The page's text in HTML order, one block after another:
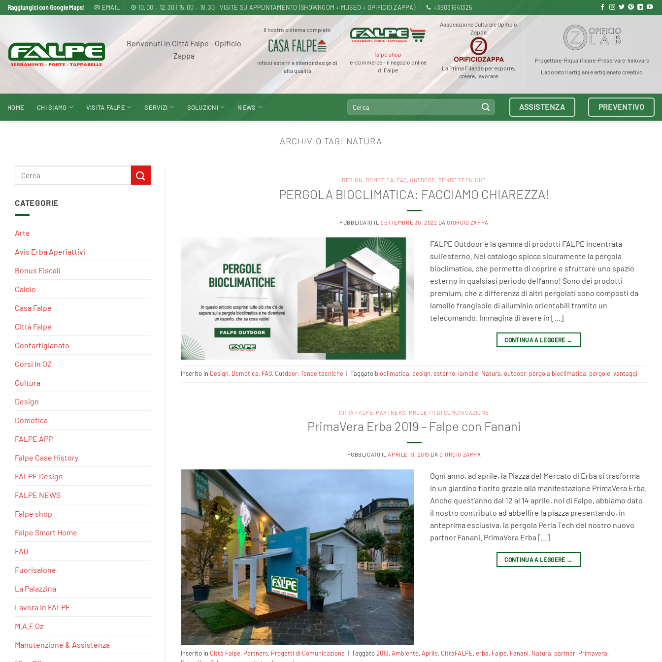
Salta
ai
Raggiungici con Google Maps! EMAIL 10.00 – 12.30 | 15.00 – 18.30 · VISITE SU APPUNTAMENTO (SHOWROOM + MUSEO + OPIFICIO ZAPPA) +39031641325
Benvenuti in Città Falpe - Opificio
Zappa
Il nostro sistema completo
infissi esterni e interior design di
alta qualità
falpe.shop
e-commerce - il negozio online
di Falpe
Associazione Culturale Opificio
Zappa
La Prima Filanda per esporre,
creare, lavorare
Progettare-Riqualificare-Preservare-Innovare
Laboratori artigiani e artigianato creativo
HOME CHI SIAMO VISITA FALPE SERVIZI SOLUZIONI NEWS
Cerca: ASSISTENZA PREVENTIVO
ARCHIVIO TAG: NATURA
CATEGORIE
Arte
Avis Erba Aperiattivi
Bonus Fiscali
Calcio
Casa Falpe
Città Falpe
Confartigianato
Corsi In OZ
Cultura
Design
Domotica
FALPE APP
Falpe Case History
FALPE Design
FALPE NEWS
Falpe shop
Falpe Smart Home
FAQ
Fuorisalone
La Palazzina
Lavora in FALPE
M.A.F.Oz
Manutenzione & Assistenza
DESIGN, DOMOTICA, FAQ, OUTDOOR ,TENDE TECNICHE
PERGOLA BIOCLIMATICA: FACCIAMO CHIAREZZA!
PUBBLICATO ILSETTEMBRE 30, 2022 DAGIORGIO ZAPPA
FALPE Outdoor è la gamma di prodotti FALPE incentrata
sull’esterno. Nel catalogo spicca sicuramente la pergola
bioclimatica, che permette di coprire e sfruttare uno spazio
esterno in qualsiasi periodo dell’anno! Sono dei prodotti
premium, che a differenza di altri pergolati sono composti da
lamelle frangisole di alluminio orientabili tramite un
telecomando. Immagina di avere in […]
CONTINUA A LEGGERE →
Inserito in Design, Domotica, FAQ, Outdoor,Tende tecniche | Taggato bioclimatica,design,esterno, lamelle, Natura,outdoor, pergola bioclimatica, pergole,vantaggi
CITTÀ FALPE, PARTNERS , PROGETTI DI COMUNICAZIONE
PrimaVera Erba 2019 – Falpe con Fanani
PUBBLICATO ILAPRILE 16, 2019 DAGIORGIO ZAPPA
Ogni anno, ad aprile, la Piazza del Mercato di Erba si trasforma
in un giardino fiorito grazie alla manifestazione PrimaVera Erba.
Anche quest’anno dal 12 al 14 aprile, noi di Falpe, abbiamo dato
il nostro contributo ad abbellire la piazza presentando, in
anteprima esclusiva, la pergola Perla Tech del nostro nuovo
partner Fanani. PrimaVera Erba […]
CONTINUA A LEGGERE →
Inserito in Città Falpe, Partners, Progetti di Comunicazione | Taggato2019,Ambiente,Aprile, CittàFALPE,erba, Falpe, Fanani, Natura, partner, Primavera,